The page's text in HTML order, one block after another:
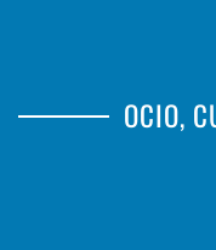
OCIO,